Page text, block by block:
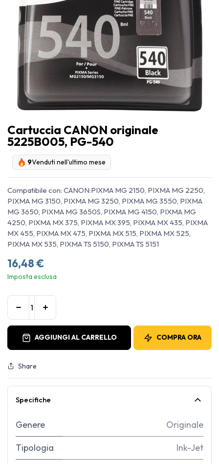
Cartuccia CANON originale
5225B005, PG-540
9Venduti nell'ultimo mese
Compatibile con: CANON:PIXMA MG 2150, PIXMA MG 2250,
PIXMA MG 3150, PIXMA MG 3250, PIXMA MG 3550, PIXMA
MG 3650, PIXMA MG 3650S, PIXMA MG 4150, PIXMA MG
4250, PIXMA MX 375, PIXMA MX 395, PIXMA MX 435, PIXMA
MX 455, PIXMA MX 475, PIXMA MX 515, PIXMA MX 525,
PIXMA MX 535, PIXMA TS 5150, PIXMA TS 5151
16,48€
Imposta esclusa
AGGIUNGI AL CARRELLO COMPRA ORA
Share
Specifiche
Genere Originale
Tipologia Ink-Jet